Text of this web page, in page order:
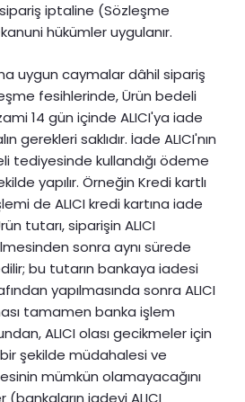
iptaline (Sözleşme
hükümler uygulanır.
uygun caymalar dâhil sipariş
fesihlerinde, Ürün bedeli
14 gün içinde ALICI'ya iade
gerekleri saklıdır. İade ALICI'nın
tediyesinde kullandığı ödeme
yapılır. Örneğin Kredi kartlı
de ALICI kredi kartına iade
tutarı, siparişin ALICI
sonra aynı sürede
bu tutarın bankaya iadesi
yapılmasında sonra ALICI
tamamen banka işlem
ALICI olası gecikmeler için
bir şekilde müdahalesi ve
mümkün olamayacağını
iadeyi ALICI